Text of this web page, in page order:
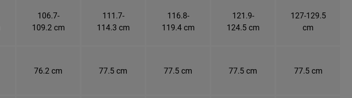
106.7-
109.2 cm
111.7-
114.3 cm
116.8-
119.4 cm
121.9-
124.5 cm
127-129.5
cm
76.2 cm 77.5 cm 77.5 cm 77.5 cm 77.5 cm